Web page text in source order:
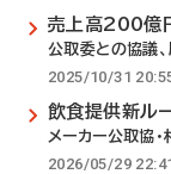
売上高200億
公取委との協議
2025/10/31
飲食提供新ル
メーカー公取協
2026/05/29